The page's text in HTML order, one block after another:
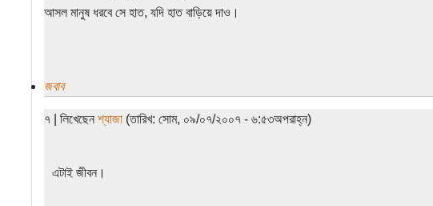
আসল মানুষ ধরবে সে হাত, যদি হাত বাড়িয়ে দাও।
জবাব
৭ | লিখেছেনশ্যাজা(তারিখ: সোম, ০৯/০৭/২০০৭ - ৬:৫৩অপরাহ্ন)
এটাই জীবন।